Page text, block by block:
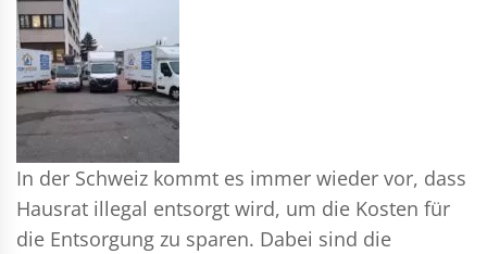
In der Schweiz kommt es immer wieder vor, dass
Hausrat illegal entsorgt wird, um die Kosten für
die Entsorgung zu sparen. Dabei sind die